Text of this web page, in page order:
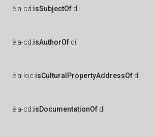
è a-cd:isSubjectOf di
è a-cd:isAuthorOf di
è a-loc:isCulturalPropertyAddressOf di
è a-cd:isDocumentationOf di